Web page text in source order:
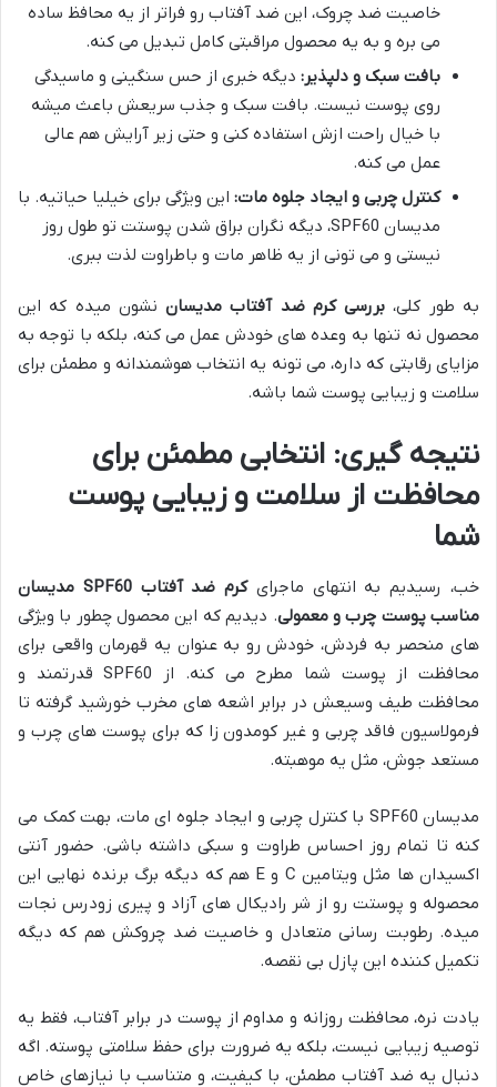
خاصیت ضد چروک، این ضد آفتاب رو فراتر از یه محافظ ساده
می بره و به یه محصول مراقبتی کامل تبدیل می کنه.
بافت سبک و دلپذیر: دیگه خبری از حس سنگینی و ماسیدگی
روی پوست نیست. بافت سبک و جذب سریعش باعث میشه
با خیال راحت ازش استفاده کنی و حتی زیر آرایش هم عالی
عمل می کنه.
کنترل چربی و ایجاد جلوه مات: این ویژگی برای خیلیا حیاتیه. با
مدیسان SPF60، دیگه نگران براق شدن پوستت تو طول روز
نیستی و می تونی از یه ظاهر مات و باطراوت لذت ببری.
به طور کلی، بررسی کرم ضد آفتاب مدیساننشون میده که این
محصول نه تنها به وعده های خودش عمل می کنه، بلکه با توجه به
مزایای رقابتی که داره، می تونه یه انتخاب هوشمندانه و مطمئن برای
سلامت و زیبایی پوست شما باشه.
نتیجه گیری: انتخابی مطمئن برای
محافظت از سلامت و زیبایی پوست
شما
خب، رسیدیم به انتهای ماجرای
کرم ضد آفتاب SPF60 مدیسان
مناسب پوست چرب و معمولی. دیدیم که این محصول چطور با ویژگی
های منحصر به فردش، خودش رو به عنوان یه قهرمان واقعی برای
محافظت از پوست شما مطرح می کنه. از SPF60 قدرتمند و
محافظت طیف وسیعش در برابر اشعه های مخرب خورشید گرفته تا
فرمولاسیون فاقد چربی و غیر کومدون زا که برای پوست های چرب و
مستعد جوش، مثل یه موهبته.
مدیسان SPF60 با کنترل چربی و ایجاد جلوه ای مات، بهت کمک می
کنه تا تمام روز احساس طراوت و سبکی داشته باشی. حضور آنتی
اکسیدان ها مثل ویتامین C و E هم که دیگه برگ برنده نهایی این
محصوله و پوستت رو از شر رادیکال های آزاد و پیری زودرس نجات
میده. رطوبت رسانی متعادل و خاصیت ضد چروکش هم که دیگه
تکمیل کننده این پازل بی نقصه.
یادت نره، محافظت روزانه و مداوم از پوست در برابر آفتاب، فقط یه
توصیه زیبایی نیست، بلکه یه ضرورت برای حفظ سلامتی پوسته. اگه
دنبال یه ضد آفتاب مطمئن، با کیفیت، و متناسب با نیازهای خاص